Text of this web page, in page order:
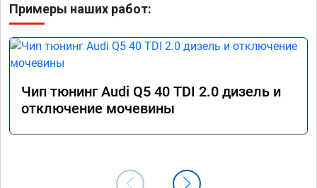
Примеры наших работ:
Чип тюнинг Audi Q5 40 TDI 2.0 дизель и
отключение мочевины